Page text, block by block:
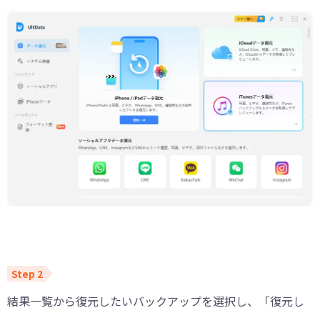
結果一覧から復元したいバックアップを選択し、「復元し